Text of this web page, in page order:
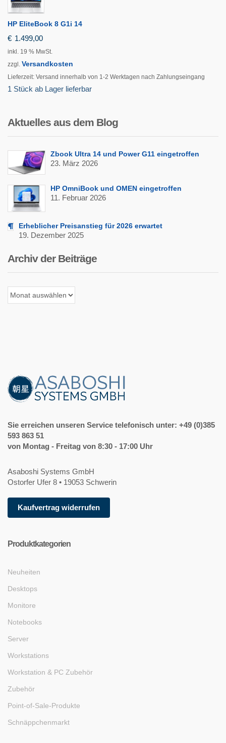
HP EliteBook 8 G1i 14
€ 1.499,00
inkl. 19 % MwSt.
zzgl. Versandkosten
Lieferzeit: Versand innerhalb von 1-2 Werktagen nach Zahlungseingang
1 Stück ab Lager lieferbar
Aktuelles aus dem Blog
Zbook Ultra 14 und Power G11 eingetroffen
23. März 2026
HP OmniBook und OMEN eingetroffen
11. Februar 2026
Erheblicher Preisanstieg für 2026 erwartet
19. Dezember 2025
Archiv der Beiträge
Archiv
der
Sie erreichen unseren Service telefonisch unter: +49 (0)385
593 863 51
von Montag - Freitag von 8:30 - 17:00 Uhr
Asaboshi Systems GmbH
Ostorfer Ufer 8 • 19053 Schwerin
Kaufvertrag widerrufen
Produktkategorien
Neuheiten
Desktops
Monitore
Notebooks
Server
Workstations
Workstation & PC Zubehör
Zubehör
Point-of-Sale-Produkte
Schnäppchenmarkt